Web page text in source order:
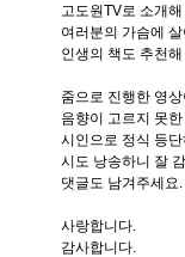
고도원TV로 소개
여러분의 가슴에
인생의 책도 추천
줌으로 진행한 영
음향이 고르지 못
시인으로 정식 등
시도 낭송하니 잘
댓글도 남겨주세요.
사랑합니다.
감사합니다.